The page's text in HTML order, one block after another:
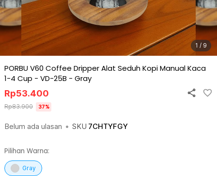
1 / 9
PORBU V60 Coffee Dripper Alat Seduh Kopi Manual Kaca
1-4 Cup - VD-25B - Gray
Belum ada ulasan • SKU 7CHTYFGY
Rp53.400
Rp83.900 37%
Pilihan Warna:
Gray